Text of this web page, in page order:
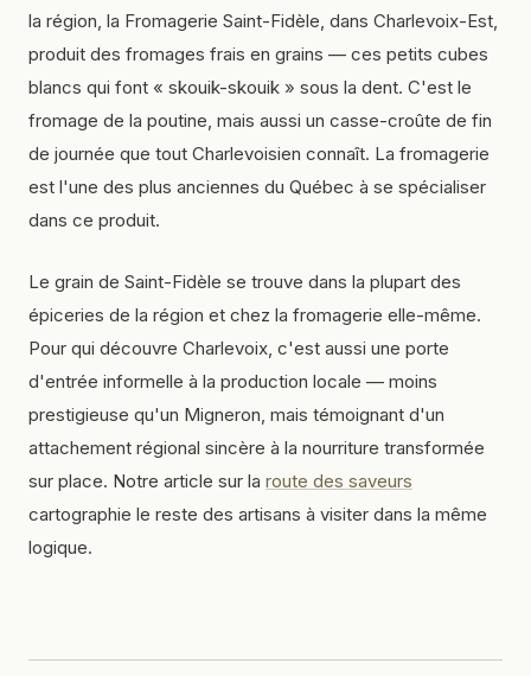
la région, la Fromagerie Saint-Fidèle, dans Charlevoix-Est,
produit des fromages frais en grains — ces petits cubes
blancs qui font « skouik-skouik » sous la dent. C'est le
fromage de la poutine, mais aussi un casse-croûte de fin
de journée que tout Charlevoisien connaît. La fromagerie
est l'une des plus anciennes du Québec à se spécialiser
dans ce produit.
Le grain de Saint-Fidèle se trouve dans la plupart des
épiceries de la région et chez la fromagerie elle-même.
Pour qui découvre Charlevoix, c'est aussi une porte
d'entrée informelle à la production locale — moins
prestigieuse qu'un Migneron, mais témoignant d'un
attachement régional sincère à la nourriture transformée
sur place. Notre article sur la route des saveurs
cartographie le reste des artisans à visiter dans la même
logique.